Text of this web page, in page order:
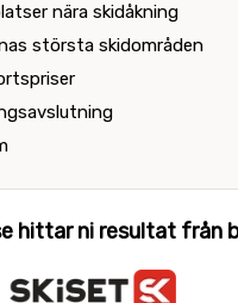
nära skidåkning
största skidområden
hittar ni resultat från